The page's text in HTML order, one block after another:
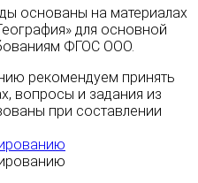
основаны на материалах
для основной
ФГОС ООО.
рекомендуем принять
вопросы и задания из
при составлении